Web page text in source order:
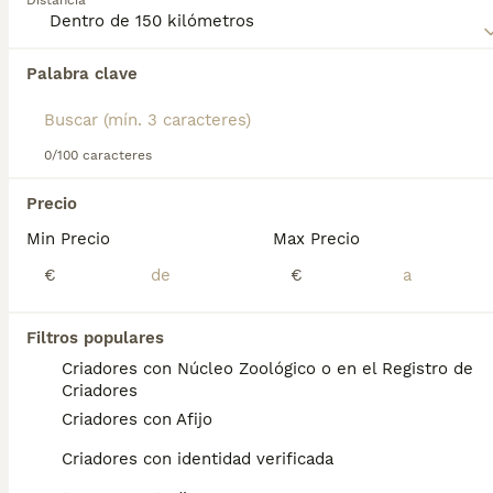
Palabra clave
0/100 caracteres
Precio
Min Precio
€
Max Precio
€
Filtros populares
Criadores con Núcleo Zoológico o en el Registro de
Criadores
Criadores con Afijo
Criadores con identidad verificada
un ambiente hogareño.
Noruego Grispara obtener información sobre esta raza de
Perros en adopcion en Sant Cugat del Vallès,
Guardar búsqueda
¿Cuánto cuestan los
cachorros de Elkhound
noruego?